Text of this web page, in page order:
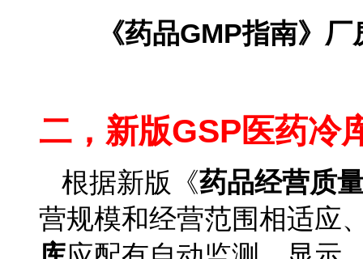
《药品GMP指南》
二，新版GSP医药冷
根据新版《药品经营质
营规模和经营范围相适应